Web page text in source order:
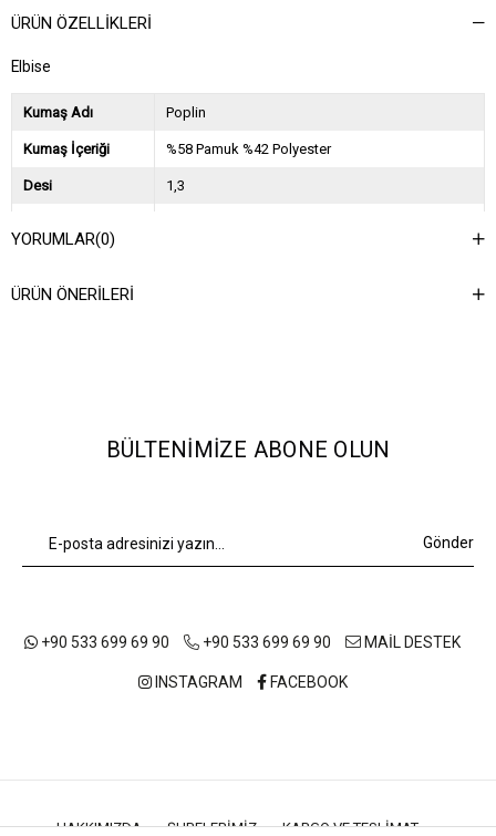
ÜRÜN ÖZELLIKLERI
Elbise
Kumaş Adı Poplin
Kumaş İçeriği %58 Pamuk %42 Polyester
Desi 1,3
YORUMLAR(0)
ÜRÜN ÖNERILERI
BÜLTENIMIZE ABONE OLUN
Gönder
+90 533 699 69 90 +90 533 699 69 90 MAİL DESTEK
INSTAGRAM FACEBOOK
HAKKIMIZDA ŞUBELERIMIZ
KARGO VE TESLIMAT